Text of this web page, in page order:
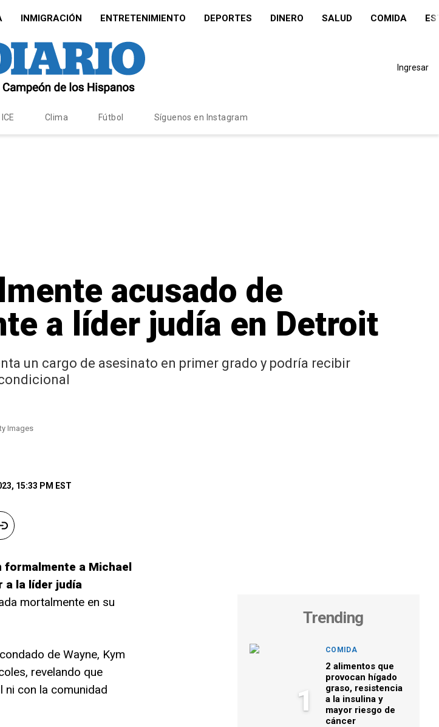
INMIGRACIÓN ENTRETENIMIENTO DEPORTES DINERO SALUD COMIDA
Ingresar
ICE Clima Fútbol Síguenos en Instagram
acusado de
a líder judía en Detroit
un cargo de asesinato en primer grado y podría recibir
Images
15:33 PM EST
a Michael
a la líder judía
mortalmente en su
de Wayne, Kym
revelando que
ni con la comunidad
Trending
1
COMIDA
2 alimentos que
provocan hígado
graso, resistencia
a la insulina y
mayor riesgo de
cáncer